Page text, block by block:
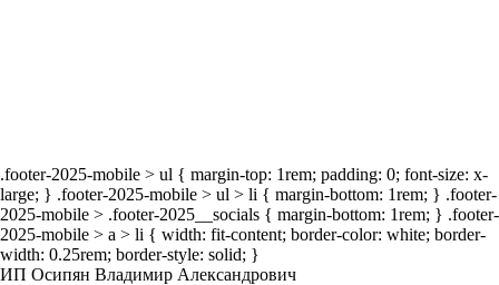
.footer-2025-mobile > ul { margin-top: 1rem; padding: 0; font-size: x-
large; } .footer-2025-mobile > ul > li { margin-bottom: 1rem; } .footer-
2025-mobile > .footer-2025__socials { margin-bottom: 1rem; } .footer-
2025-mobile > a > li { width: fit-content; border-color: white; border-
width: 0.25rem; border-style: solid; }
ИП Осипян Владимир Александрович